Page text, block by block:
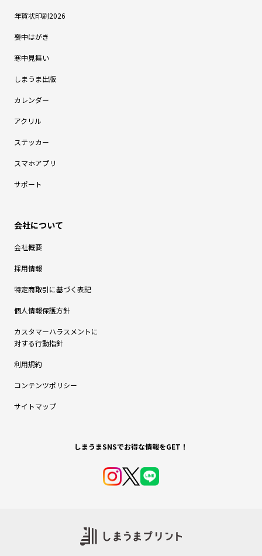
年賀状印刷2026
喪中はがき
寒中見舞い
しまうま出版
カレンダー
アクリル
ステッカー
スマホアプリ
サポート
会社概要
採用情報
特定商取引に基づく表記
個人情報保護方針
カスタマーハラスメントに
対する行動指針
利用規約
コンテンツポリシー
サイトマップ